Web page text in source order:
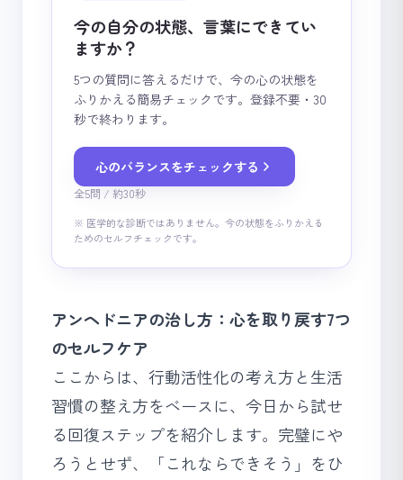
今の自分の状態、言葉にできてい
ますか？
5つの質問に答えるだけで、今の心の状態を
ふりかえる簡易チェックです。登録不要・30
秒で終わります。
心のバランスをチェックする
全5問 / 約30秒
※ 医学的な診断ではありません。今の状態をふりかえる
ためのセルフチェックです。
アンヘドニアの治し方：心を取り戻す7つ
のセルフケア
ここからは、行動活性化の考え方と生活
習慣の整え方をベースに、今日から試せ
る回復ステップを紹介します。完璧にや
ろうとせず、「これならできそう」をひ